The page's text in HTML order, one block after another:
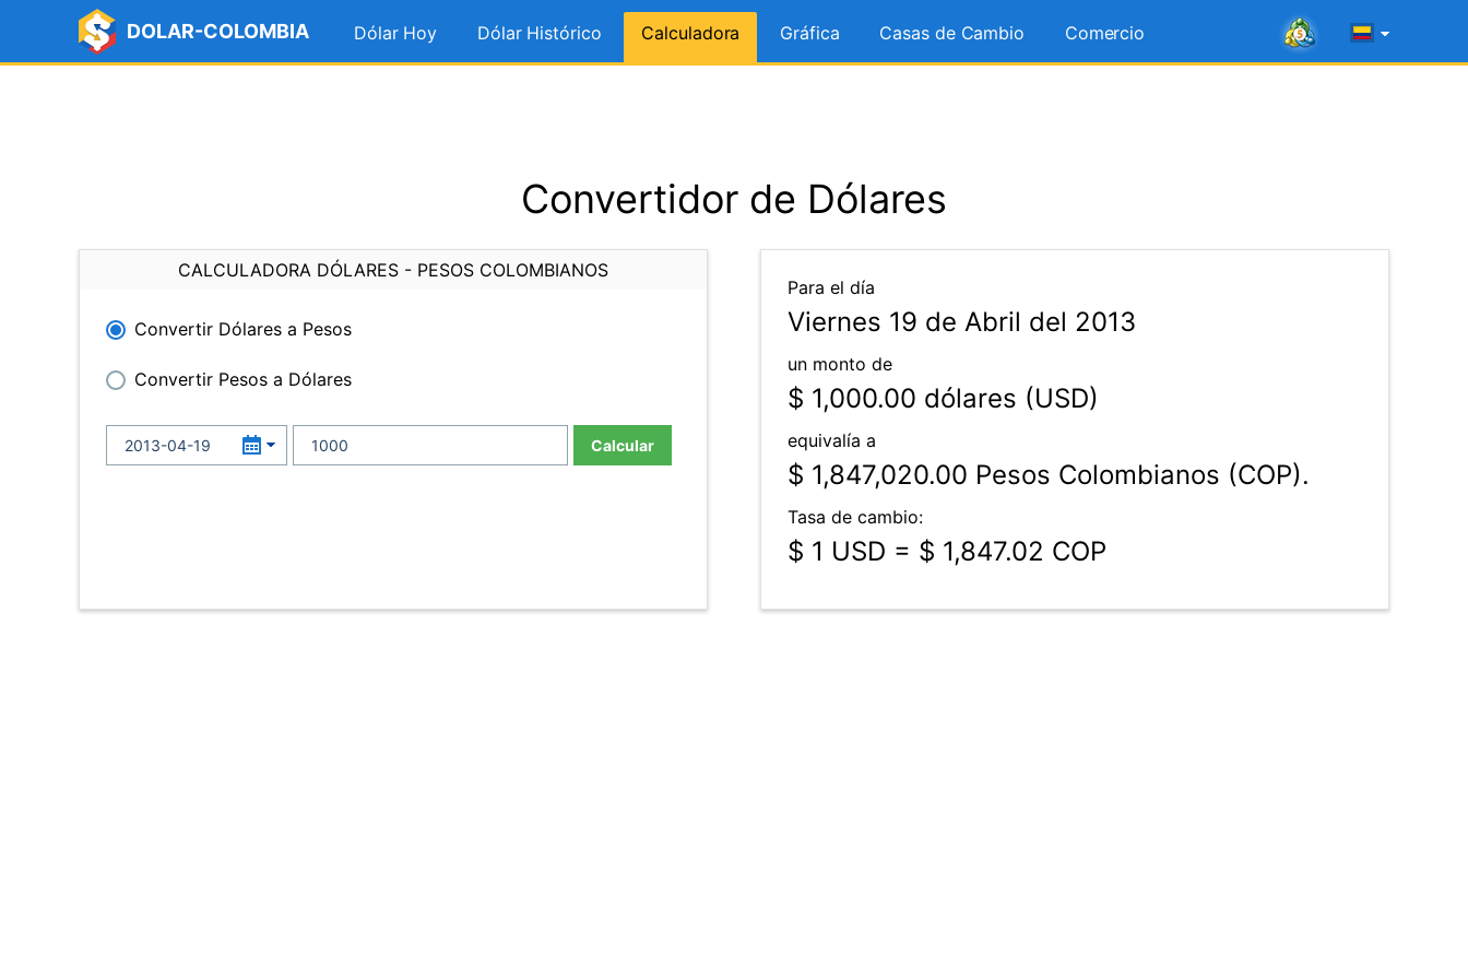
DOLAR-COLOMBIA Dólar Hoy Dólar Histórico Calculadora Gráfica Casas de Cambio Comercio
Convertidor de Dólares
CALCULADORA DÓLARES - PESOS COLOMBIANOS
Convertir Dólares a Pesos
Convertir Pesos a Dólares
Calcular
Para el día
Viernes 19 de Abril del 2013
un monto de
$ 1,000.00 dólares (USD)
equivalía a
$ 1,847,020.00 Pesos Colombianos (COP).
Tasa de cambio:
$ 1 USD = $ 1,847.02 COP